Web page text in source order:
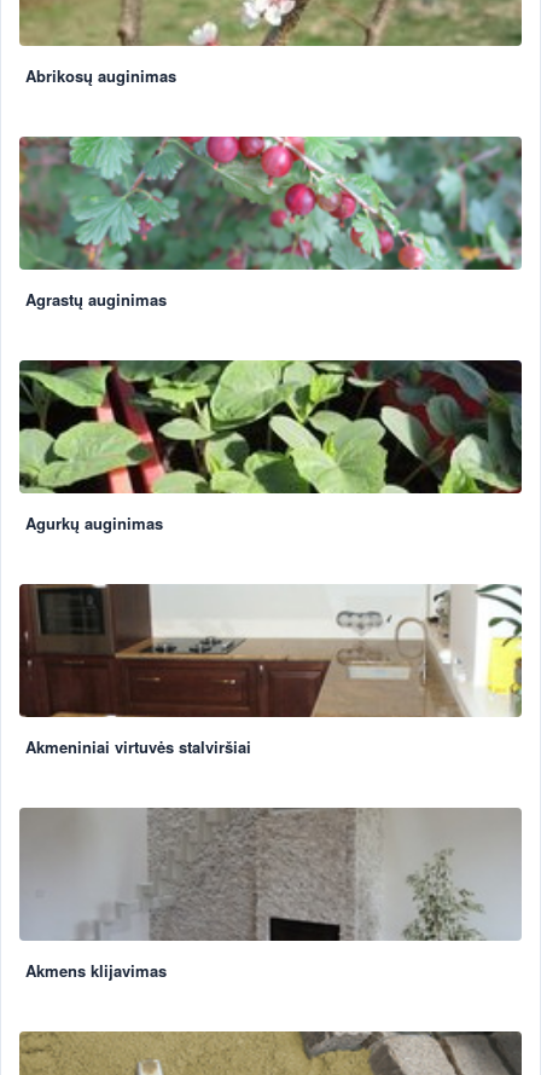
Abrikosų auginimas
Agrastų auginimas
Agurkų auginimas
Akmeniniai virtuvės stalviršiai
Akmens klijavimas